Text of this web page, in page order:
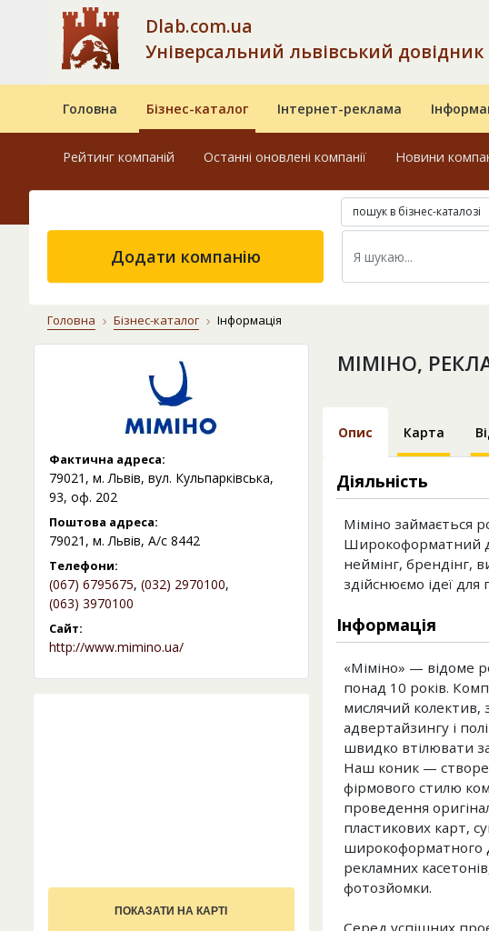
Dlab.com.ua
Універсальний львівський довідник
Головна Бізнес-каталог Інтернет-реклама
Рейтинг компаній Останні оновлені компанії Новини
пошук в бізнес-каталозі
Додати компанію
Головна Бізнес-каталог Інформація
Фактична адреса:
79021, м. Львів, вул. Кульпарківська,
93, оф. 202
Поштова адреса:
79021, м. Львів, А/с 8442
Телефони:
(067) 6795675, (032) 2970100,
(063) 3970100
Сайт:
http://www.mimino.ua/
ПОКАЗАТИ НА КАРТІ
МІМІНО,
Опис Карта
Діяльність
Міміно займається
Широкоформатний
неймінг, брендінг,
здійснюємо ідеї для
Інформація
«Міміно» — відоме
понад 10 років.
мислячий колектив,
адвертайзингу і
швидко втілювати
Наш коник —
фірмового стилю
проведення
пластикових карт,
широкоформатного
рекламних
фотозйомки.